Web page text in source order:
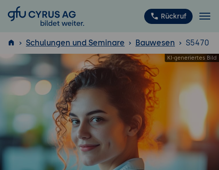
GFU Cyrus AG Rückruf
ISTQB
Schulungen und Seminare Bauwesen S5470